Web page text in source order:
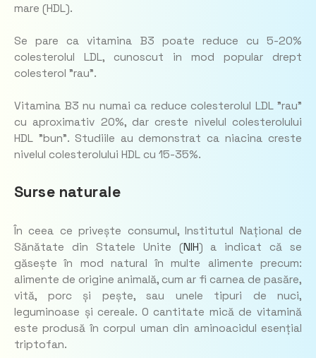
mare (HDL).
Se pare ca vitamina B3 poate reduce cu 5-20%
colesterolul LDL, cunoscut in mod popular drept
colesterol ”rau”.
Vitamina B3 nu numai ca reduce colesterolul LDL ”rau”
cu aproximativ 20%, dar creste nivelul colesterolului
HDL ”bun”. Studiile au demonstrat ca niacina creste
nivelul colesterolului HDL cu 15-35%.
Surse naturale
În ceea ce privește consumul, Institutul Național de
Sănătate din Statele Unite (NIH) a indicat că se
găsește în mod natural în multe alimente precum:
alimente de origine animală, cum ar fi carnea de pasăre,
vită, porc și pește, sau unele tipuri de nuci,
leguminoase și cereale. O cantitate mică de vitamină
este produsă în corpul uman din aminoacidul esențial
triptofan.